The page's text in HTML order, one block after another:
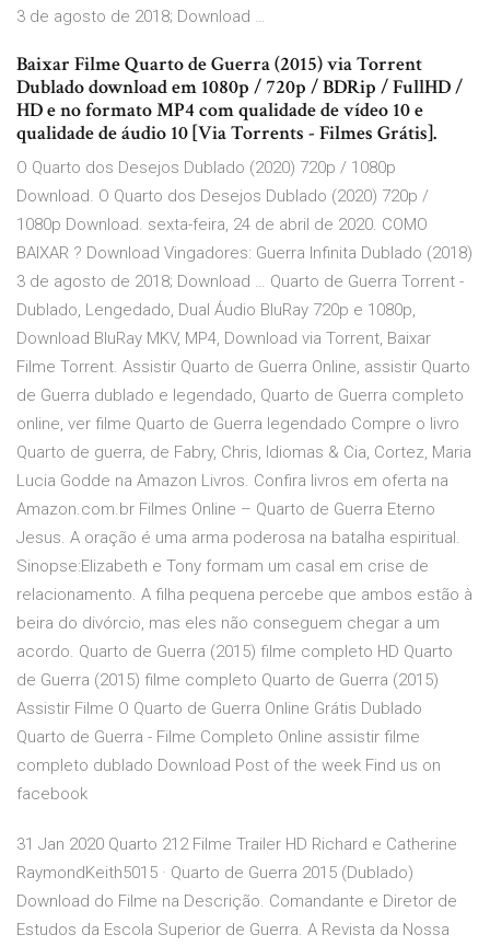
3 de agosto de 2018; Download …
Baixar Filme Quarto de Guerra (2015) via Torrent
Dublado download em 1080p / 720p / BDRip / FullHD /
HD e no formato MP4 com qualidade de vídeo 10 e
qualidade de áudio 10 [Via Torrents - Filmes Grátis].
O Quarto dos Desejos Dublado (2020) 720p / 1080p
Download. O Quarto dos Desejos Dublado (2020) 720p /
1080p Download. sexta-feira, 24 de abril de 2020. COMO
BAIXAR ? Download Vingadores: Guerra Infinita Dublado (2018)
3 de agosto de 2018; Download … Quarto de Guerra Torrent -
Dublado, Lengedado, Dual Áudio BluRay 720p e 1080p,
Download BluRay MKV, MP4, Download via Torrent, Baixar
Filme Torrent. Assistir Quarto de Guerra Online, assistir Quarto
de Guerra dublado e legendado, Quarto de Guerra completo
online, ver filme Quarto de Guerra legendado Compre o livro
Quarto de guerra, de Fabry, Chris, Idiomas & Cia, Cortez, Maria
Lucia Godde na Amazon Livros. Confira livros em oferta na
Amazon.com.br Filmes Online – Quarto de Guerra Eterno
Jesus. A oração é uma arma poderosa na batalha espiritual.
Sinopse:Elizabeth e Tony formam um casal em crise de
relacionamento. A filha pequena percebe que ambos estão à
beira do divórcio, mas eles não conseguem chegar a um
acordo. Quarto de Guerra (2015) filme completo HD Quarto
de Guerra (2015) filme completo Quarto de Guerra (2015)
Assistir Filme O Quarto de Guerra Online Grátis Dublado
Quarto de Guerra - Filme Completo Online assistir filme
completo dublado Download Post of the week Find us on
facebook
31 Jan 2020 Quarto 212 Filme Trailer HD Richard e Catherine
RaymondKeith5015 · Quarto de Guerra 2015 (Dublado)
Download do Filme na Descrição. Comandante e Diretor de
Estudos da Escola Superior de Guerra. A Revista da Nossa